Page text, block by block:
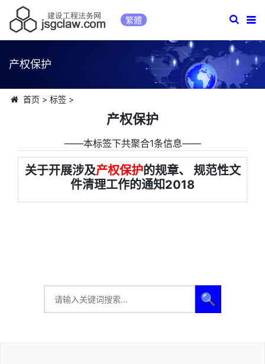
繁體
产权保护
首页 > 标签>
产权保护
――本标签下共聚合1条信息――
关于开展涉及产权保护的规章、 规范性文
件清理工作的通知2018
🔍